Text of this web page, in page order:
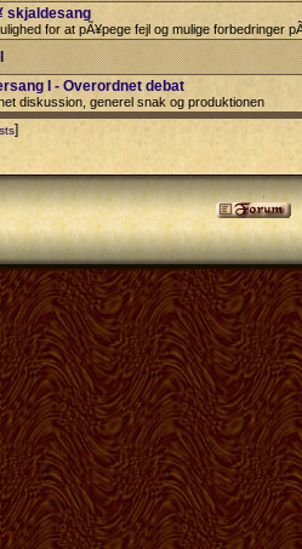
skjaldesang
for at pÃ¥pege fejl og mulige forbedringer
I - Overordnet debat
diskussion, generel snak og produktionen
]